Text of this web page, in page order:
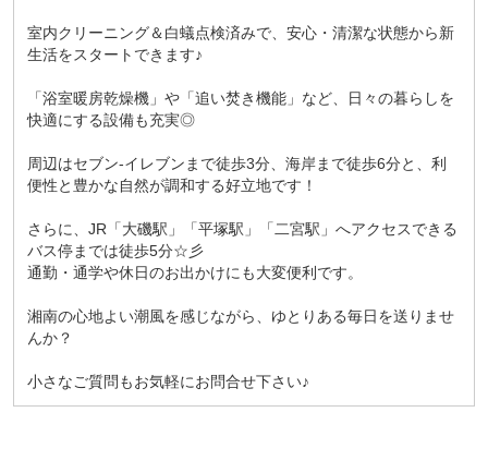
室内クリーニング＆白蟻点検済みで、安心・清潔な状態から新
生活をスタートできます♪
「浴室暖房乾燥機」や「追い焚き機能」など、日々の暮らしを
快適にする設備も充実◎
周辺はセブン-イレブンまで徒歩3分、海岸まで徒歩6分と、利
便性と豊かな自然が調和する好立地です！
さらに、JR「大磯駅」「平塚駅」「二宮駅」へアクセスできる
バス停までは徒歩5分☆彡
通勤・通学や休日のお出かけにも大変便利です。
湘南の心地よい潮風を感じながら、ゆとりある毎日を送りませ
んか？
小さなご質問もお気軽にお問合せ下さい♪